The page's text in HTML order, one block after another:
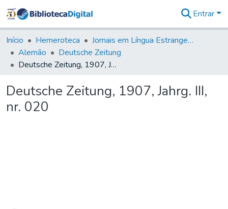
&
Coleções
Tudo na
Biblioteca
Estatísticas
Entrar
Início Hemeroteca
Jornais em Língua Estrangeira
Alemão
Deutsche Zeitung
Deutsche Zeitung, 1907, Jahrg. III, nr. 020
Deutsche Zeitung, 1907, Jahrg. III,
nr. 020